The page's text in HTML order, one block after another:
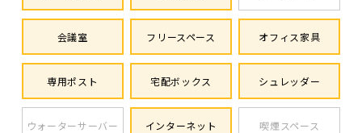
会議室 フリースペース オフィス家具
専用ポスト 宅配ボックス シュレッダー
ウォーターサーバー インターネット 喫煙スペース